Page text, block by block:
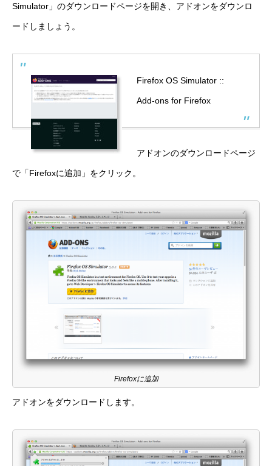
Simulator」のダウンロードページを開き、アドオンをダウンロ
ードしましょう。
Firefox OS Simulator ::
Add-ons for Firefox
アドオンのダウンロードページ
で「Firefoxに追加」をクリック。
Firefoxに追加
アドオンをダウンロードします。